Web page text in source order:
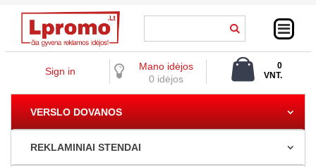
Sign in
Mano idėjos
0 idėjos
0
VNT.
VERSLO DOVANOS
REKLAMINIAI STENDAI